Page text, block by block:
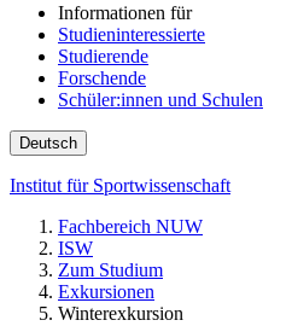
Informationen für
Studieninteressierte
Studierende
Forschende
Schüler:innen und Schulen
Deutsch
Institut für Sportwissenschaft
Fachbereich NUW
ISW
Zum Studium
Exkursionen
Winterexkursion